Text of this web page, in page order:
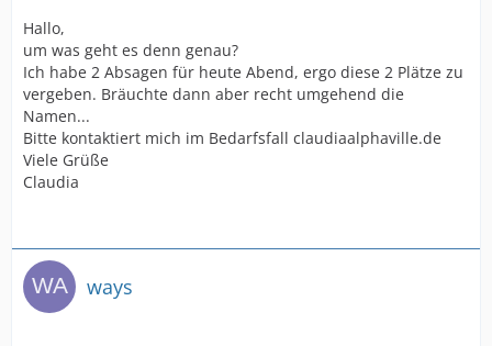
Hallo,
um was geht es denn genau?
Ich habe 2 Absagen für heute Abend, ergo diese 2 Plätze zu
vergeben. Bräuchte dann aber recht umgehend die
Namen...
Bitte kontaktiert mich im Bedarfsfall claudiaalphaville.de
Viele Grüße
Claudia
ways